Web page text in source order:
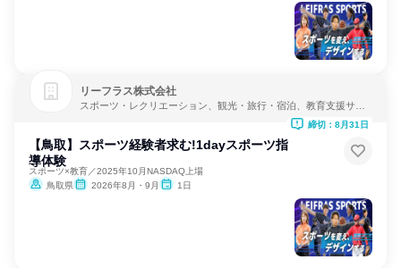
リーフラス株式会社
スポーツ・レクリエーション、観光・旅行・宿泊、教育支援サー
【鳥取】スポーツ経験者求む!1dayスポーツ指
導体験
スポーツ×教育／2025年10月NASDAQ上場
鳥取県
2026年8月・9月 1日
締切：8月31日